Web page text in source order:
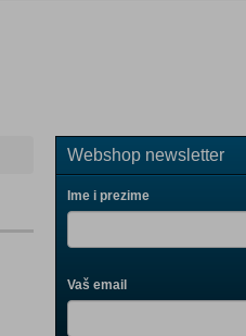
Webshop newsletter
Ime i prezime
Vaš email